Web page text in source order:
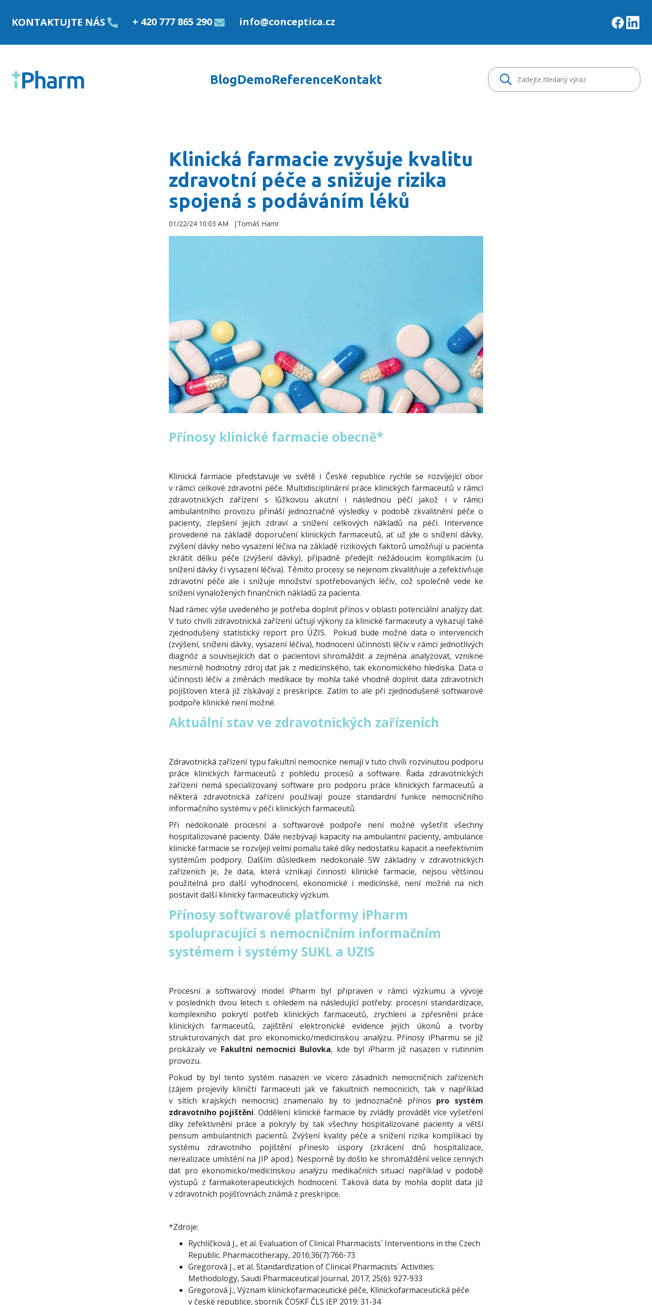
KONTAKTUJTE NÁS + 420 777 865 290 info@conceptica.cz
BlogDemoReferenceKontakt
Klinická farmacie zvyšuje kvalitu
zdravotní péče a snižuje rizika
spojená s podáváním léků
01/22/24 10:03 AM Tomáš Hamr
Přínosy klinické farmacie obecně*
Klinická farmacie představuje ve světě i České republice rychle se rozvíjející obor
v rámci celkové zdravotní péče. Multidisciplinární práce klinických farmaceutů v rámci
zdravotnických zařízení s lůžkovou akutní i následnou péčí jakož i v rámci
ambulantního provozu přináší jednoznačně výsledky v podobě zkvalitnění péče o
pacienty, zlepšení jejich zdraví a snížení celkových nákladů na péči. Intervence
provedené na základě doporučení klinických farmaceutů, ať už jde o snížení dávky,
zvýšení dávky nebo vysazení léčiva na základě rizikových faktorů umožňují u pacienta
zkrátit délku péče (zvýšení dávky), případně předejít nežádoucím komplikacím (u
snížení dávky či vysazení léčiva). Těmito procesy se nejenom zkvalitňuje a zefektivňuje
zdravotní péče ale i snižuje množství spotřebovaných léčiv, což společně vede ke
snížení vynaložených finančních nákladů za pacienta.
Nad rámec výše uvedeného je potřeba doplnit přínos v oblasti potenciální analýzy dat.
V tuto chvíli zdravotnická zařízení účtují výkony za klinické farmaceuty a vykazují také
zjednodušený statistický report pro ÚZIS. Pokud bude možné data o intervencích
(zvýšení, snížení dávky, vysazení léčiva), hodnocení účinnosti léčiv v rámci jednotlivých
diagnóz a souvisejících dat o pacientovi shromáždit a zejména analyzovat, vznikne
nesmírně hodnotný zdroj dat jak z medicínského, tak ekonomického hlediska. Data o
účinnosti léčiv a změnách medikace by mohla také vhodně doplnit data zdravotních
pojišťoven která již získávají z preskripce. Zatím to ale při zjednodušené softwarové
podpoře klinické není možné.
Aktuální stav ve zdravotnických zařízeních
Zdravotnická zařízení typu fakultní nemocnice nemají v tuto chvíli rozvinutou podporu
práce klinických farmaceutů z pohledu procesů a software. Řada zdravotnických
zařízení nemá specializovaný software pro podporu práce klinických farmaceutů a
některá zdravotnická zařízení používají pouze standardní funkce nemocničního
informačního systému v péči klinických farmaceutů.
Při nedokonalé procesní a softwarové podpoře není možné vyšetřit všechny
hospitalizované pacienty. Dále nezbývají kapacity na ambulantní pacienty, ambulance
klinické farmacie se rozvíjejí velmi pomalu také díky nedostatku kapacit a neefektivním
systémům podpory. Dalším důsledkem nedokonalé SW základny v zdravotnických
zařízeních je, že data, která vznikají činností klinické farmacie, nejsou většinou
použitelná pro další vyhodnocení, ekonomické i medicínské, není možné na nich
postavit další klinický farmaceutický výzkum.
Přínosy softwarové platformy iPharm
spolupracující s nemocničním informačním
systémem i systémy SUKL a UZIS
Procesní a softwarový model iPharm byl připraven v rámci výzkumu a vývoje
v posledních dvou letech s ohledem na následující potřeby: procesní standardizace,
komplexního pokrytí potřeb klinických farmaceutů, zrychlení a zpřesnění práce
klinických farmaceutů, zajištění elektronické evidence jejich úkonů a tvorby
strukturovaných dat pro ekonomicko/medicínskou analýzu. Přínosy iPharmu se již
prokázaly ve Fakultní nemocnici Bulovka, kde byl iPharm již nasazen v rutinním
provozu.
Pokud by byl tento systém nasazen ve vícero zásadních nemocničních zařízeních
(zájem projevily kliničtí farmaceuti jak ve fakultních nemocnicích, tak v například
v sítích krajských nemocnic) znamenalo by to jednoznačně přínos pro systém
zdravotního pojištění. Oddělení klinické farmacie by zvládly provádět více vyšetření
díky zefektivnění práce a pokryly by tak všechny hospitalizované pacienty a větší
pensum ambulantních pacientů. Zvýšení kvality péče a snížení rizika komplikací by
systému zdravotního pojištění přineslo úspory (zkrácení dnů hospitalizace,
nerealizace umístění na JIP apod.). Nesporně by došlo ke shromáždění velice cenných
dat pro ekonomicko/medicínskou analýzu medikačních situací například v podobě
výstupů z farmakoterapeutických hodnocení. Taková data by mohla doplit data již
v zdravotních pojišťovnách známá z preskripce.
*Zdroje:
Rychlíčková J., et al. Evaluation of Clinical Pharmacists´ Interventions in the Czech
Republic. Pharmacotherapy, 2016;36(7):766-73
Gregorová J., et al. Standardization of Clinical Pharmacists´ Activities:
Methodology, Saudi Pharmaceutical Journal, 2017; 25(6): 927-933
Gregorová J., Význam klinickofarmaceutické péče, Klinickofarmaceutická péče
v české republice, sborník ČOSKF ČLS JEP 2019; 31-34